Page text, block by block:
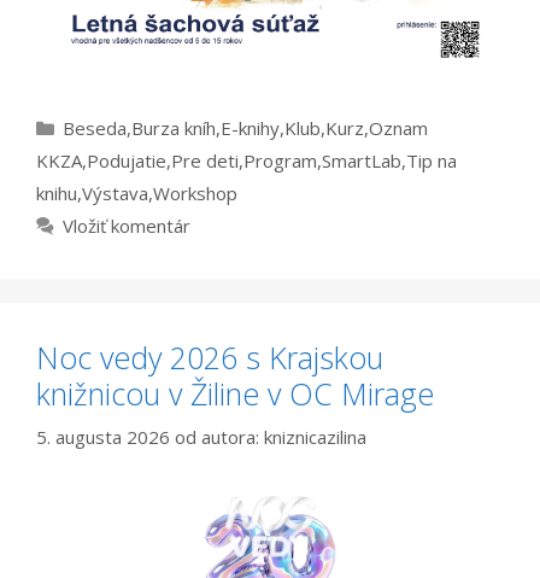
Kategórie
Beseda,Burza kníh,E-knihy,Klub,Kurz,Oznam
KKZA,Podujatie,Pre deti,Program,SmartLab,Tip na
knihu,Výstava,Workshop
Vložiť komentár
Noc vedy 2026 s Krajskou
knižnicou v Žiline v OC Mirage
5. augusta 2026 od autora: kniznicazilina